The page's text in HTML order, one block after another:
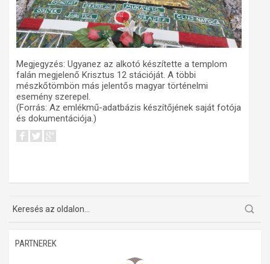
Megjegyzés: Ugyanez az alkotó készítette a templom
falán megjelenő Krisztus 12 stációját. A többi
mészkőtömbön más jelentős magyar történelmi
esemény szerepel.
(Forrás: Az emlékmű-adatbázis készítőjének saját fotója
és dokumentációja.)
PARTNEREK